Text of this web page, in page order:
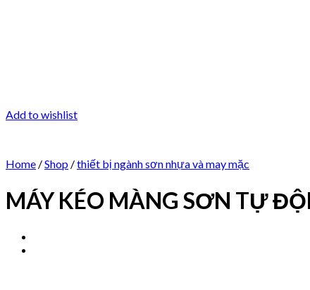
Add to wishlist
Home /Shop /thiết bị ngành sơn nhựa và may mặc
MÁY KÉO MÀNG SƠN TỰ